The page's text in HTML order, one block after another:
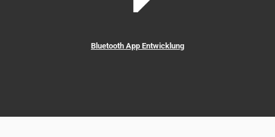
Bluetooth App Entwicklung